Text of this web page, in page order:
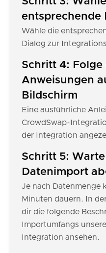
entsprechende
Wähle die
Dialog zur
Schritt 4: Folge
Anweisungen
Bildschirm
Eine ausführliche
CrowdSwap-
der Integration
Schritt 5:
Datenimport
Je nach Datenmenge
Minuten dauern. In
dir die folgende
Importumfangs
Integration ansehen.